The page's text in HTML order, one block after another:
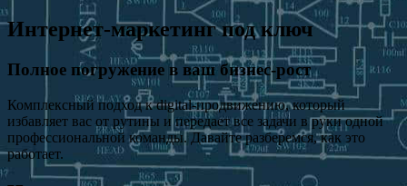
Интернет-маркетинг под ключ
Полное погружение в ваш бизнес-рост
Комплексный подход к digital-продвижению, который
избавляет вас от рутины и передает все задачи в руки одной
профессиональной команды. Давайте разберемся, как это
работает.